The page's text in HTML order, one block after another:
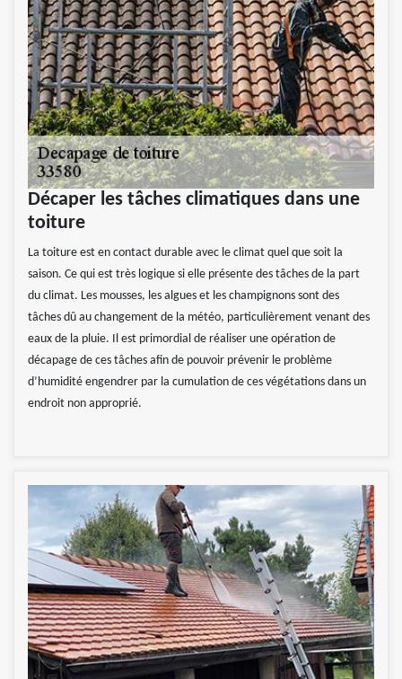
Décaper les tâches climatiques dans une
toiture
La toiture est en contact durable avec le climat quel que soit la
saison. Ce qui est très logique si elle présente des tâches de la part
du climat. Les mousses, les algues et les champignons sont des
tâches dû au changement de la météo, particulièrement venant des
eaux de la pluie. Il est primordial de réaliser une opération de
décapage de ces tâches afin de pouvoir prévenir le problème
d’humidité engendrer par la cumulation de ces végétations dans un
endroit non approprié.